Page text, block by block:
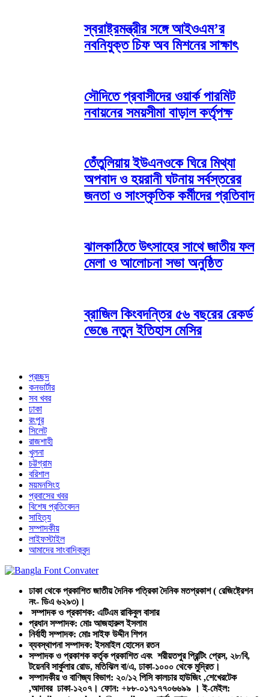
স্বরাষ্ট্রমন্ত্রীর সঙ্গে আইওএম’র
নবনিযুক্ত চিফ অব মিশনের সাক্ষাৎ
সৌদিতে প্রবাসীদের ওয়ার্ক পারমিট
নবায়নের সময়সীমা বাড়াল কর্তৃপক্ষ
তেঁতুলিয়ায় ইউএনওকে ঘিরে মিথ্যা
অপবাদ ও হয়রানী ঘটনায় সর্বস্তরের
জনতা ও সাংস্কৃতিক কর্মীদের প্রতিবাদ
ঝালকাঠিতে উৎসাহের সাথে জাতীয় ফল
মেলা ও আলোচনা সভা অনুষ্ঠিত
ব্রাজিল কিংবদন্তির ৫৬ বছরের রেকর্ড
ভেঙে নতুন ইতিহাস মেসির
প্রচ্ছদ
কনভার্টার
সব খবর
ঢাকা
রংপুর
সিলেট
রাজশাহী
খুলনা
চট্টগ্রাম
বরিশাল
ময়মনসিংহ
প্রবাসের খবর
বিশেষ প্রতিবেদন
সাহিত্য
সম্পাদকীয়
লাইফস্টাইল
আমাদের সাংবাদিকবৃন্দ
ঢাকা থেকে প্রকাশিত জাতীয় দৈনিক পত্রিকা দৈনিক মতপ্রকাশ ( রেজিষ্ট্রেশন
নং- ডিএ ৬২৯৩)।
সম্পাদক ও প্রকাশক: এটিএম রাকিবুল বাসার
প্রধান সম্পাদক: মোঃ আজহারুল ইসলাম
নির্বাহী সম্পাদক: মোঃ সাইফ উদ্দীন শিপন
ব্যবস্থাপনা সম্পাদক: ইসমাইল হোসেন রতন
সম্পাদক ও প্রকাশক কর্তৃক প্রকাশিত এবং শরীয়তপুর প্রিন্টিং প্রেস, ২৮/বি,
টয়েনবি সার্কুলার রোড, মতিঝিল বা/এ, ঢাকা-১০০০ থেকে মুদ্রিত।
সম্পাদকীয় ও বাণিজ্য বিভাগ: ২০/১২ পিসি কালচার হাউজিং ,শেখেরটেক
,আদাবর ঢাকা-১২০৭। ফোন: +৮৮-০১৭১৭৭০৬৬৯৯ । ই-মেইল: